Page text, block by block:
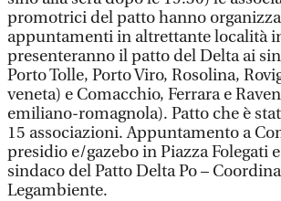
promotrici del patto hanno
appuntamenti in altrettante località
presenteranno il patto del Delta ai
Porto Tolle, Porto Viro, Rosolina,
veneta) e Comacchio, Ferrara e
emiliano-romagnola). Patto che è
15 associazioni. Appuntamento a
presidio e/gazebo in Piazza Folegati
sindaco del Patto Delta Po –
Legambiente.